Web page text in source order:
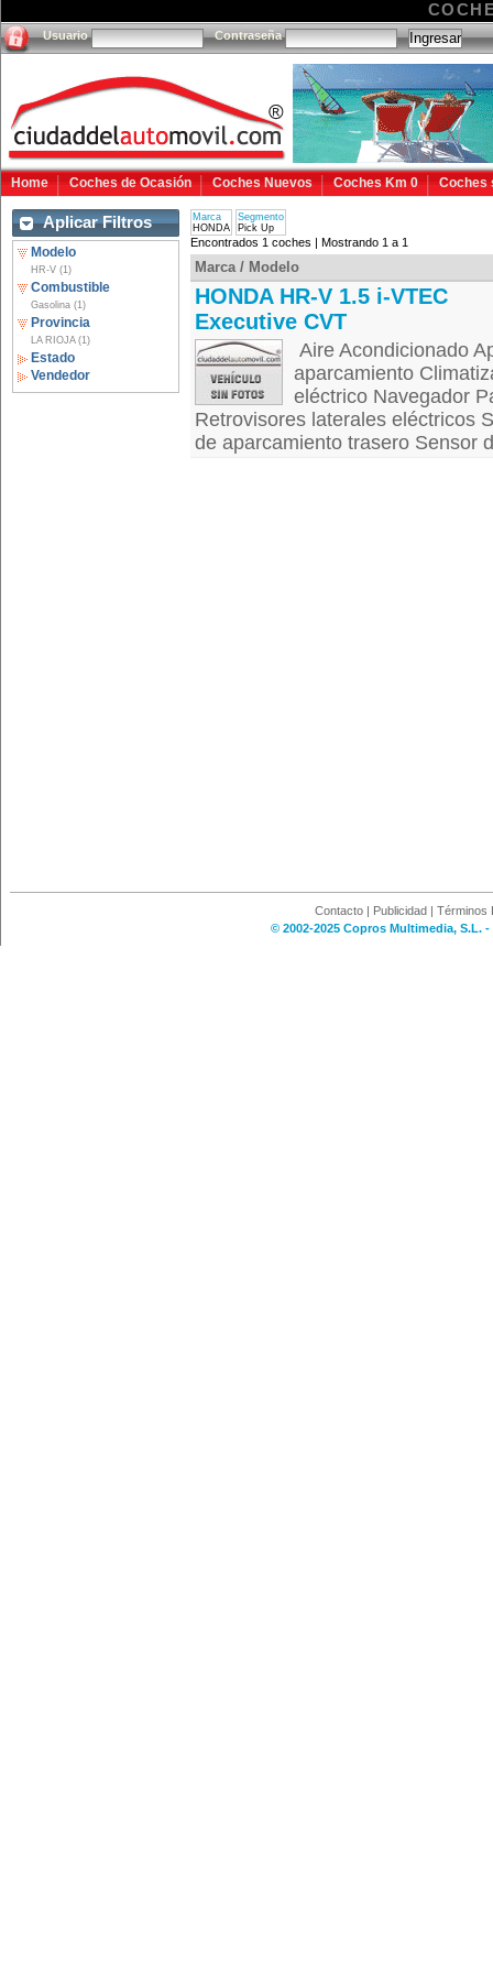
Usuario Contraseña
Home Coches de Ocasión Coches Nuevos Coches Km 0 Coches
Aplicar Filtros
Modelo
HR-V (1)
Combustible
Gasolina (1)
Provincia
LA RIOJA (1)
Estado
Vendedor
Marca
HONDA
Segmento
Pick Up
Encontrados 1 coches | Mostrando 1 a 1
Marca / Modelo
HONDA HR-V 1.5 i-VTEC
Executive CVT
Aire Acondicionado
aparcamiento
eléctrico Navegador
Retrovisores laterales eléctricos
de aparcamiento trasero Sensor
Contacto | Publicidad | Términos
© 2002-2025 Copros Multimedia, S.L.